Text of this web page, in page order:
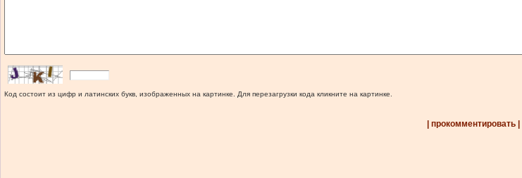
Код состоит из цифр и латинских букв, изображенных на картинке. Для перезагрузки кода кликните на картинке.
| прокомментировать |